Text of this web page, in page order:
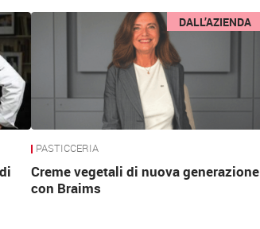
DALL’AZIENDA
PASTICCERIA
Creme vegetali di nuova generazione
con Braims